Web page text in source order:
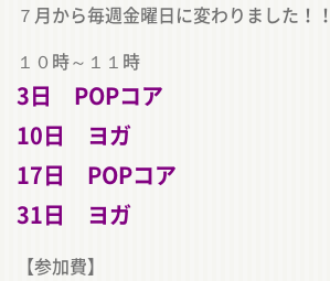
７月から毎週金曜日に変わりました！！
１０時～１１時
3日 POPコア
10日 ヨガ
17日 POPコア
31日 ヨガ
【参加費】